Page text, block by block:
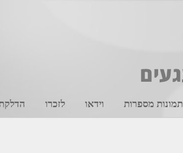
תמונות מספרות וידאו לזכרו